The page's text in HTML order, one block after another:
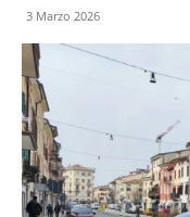
3 Marzo 2026